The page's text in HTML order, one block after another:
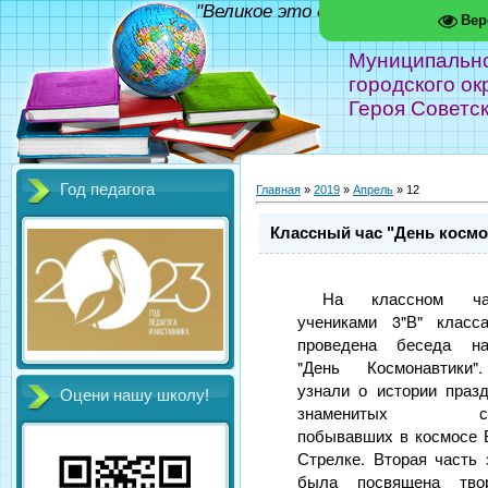
городского
Героя
"Великое это дело - школа!"
Год педагога
Оцени нашу школу!
Главная » 2019 » Апрель » 12
Классный час "День
На классном
учениками 3"В"
проведена беседа
"День
узнали о истории
знаменитых
побывавших в космосе
Стрелке. Вторая часть
была посвящена